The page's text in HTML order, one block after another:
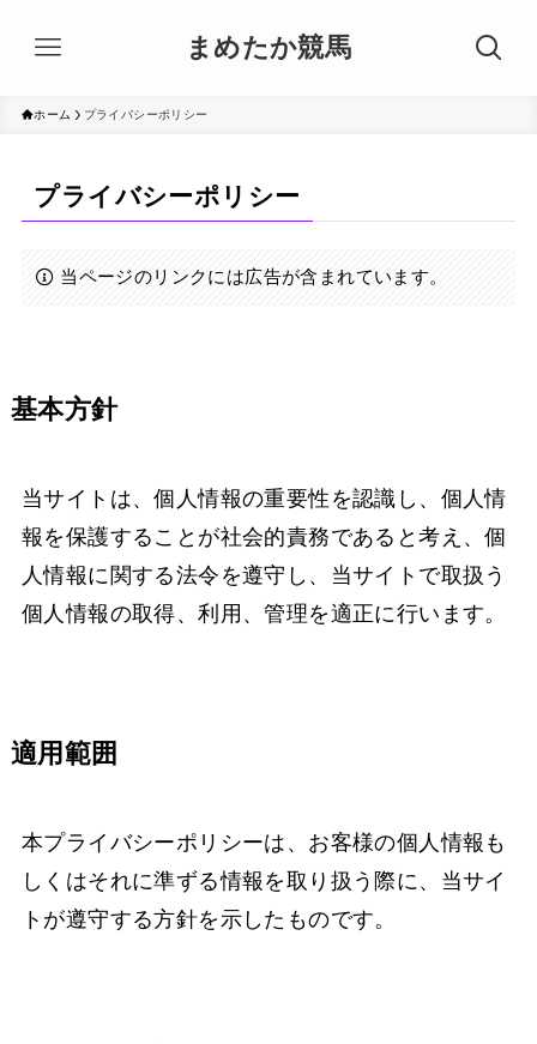
まめたか競馬
ホーム プライバシーポリシー
プライバシーポリシー
当ページのリンクには広告が含まれています。
基本方針
当サイトは、個人情報の重要性を認識し、個人情
報を保護することが社会的責務であると考え、個
人情報に関する法令を遵守し、当サイトで取扱う
個人情報の取得、利用、管理を適正に行います。
適用範囲
本プライバシーポリシーは、お客様の個人情報も
しくはそれに準ずる情報を取り扱う際に、当サイ
トが遵守する方針を示したものです。